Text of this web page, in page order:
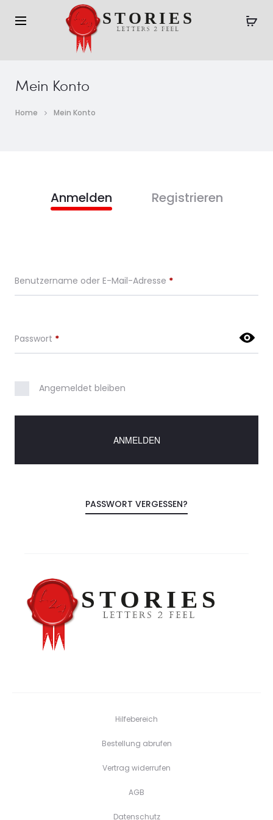
Mein Konto
Home Mein Konto
Anmelden Registrieren
Benutzername oder E-Mail-Adresse *
Passwort *
Angemeldet bleiben
ANMELDEN
PASSWORT VERGESSEN?
Hilfebereich
Bestellung abrufen
Vertrag widerrufen
AGB
Datenschutz